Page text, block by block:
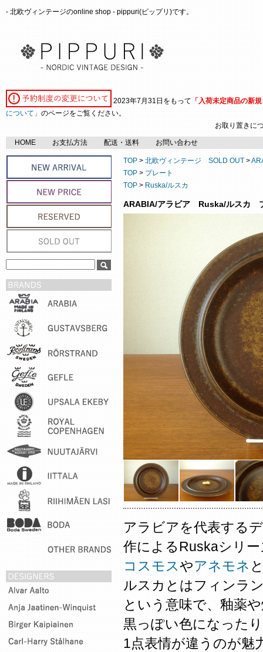
- 北欧ヴィンテージのonline shop - pippuri(ピップリ)です。
2023年7月31日をもって 「入荷未定商品の新
について」 のページをご覧ください。
お取り置きに
HOME お支払方法 配送・送料 お問い合わせ
TOP > 北欧ヴィンテージ SOLD OUT >
TOP > プレート
TOP > Ruska/ルスカ
ARABIA/アラビア Ruska/ルスカ
アラビアを代表する
作によるRuskaシリ
コスモスやアネモネ
ルスカとはフィンラ
という意味で、釉薬
黒っぽい色になった
1点表情が違うのが魅